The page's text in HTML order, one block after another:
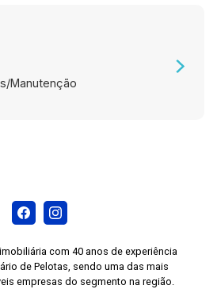
Manutenção
com 40 anos de experiência
de Pelotas, sendo uma das mais
empresas do segmento na região.